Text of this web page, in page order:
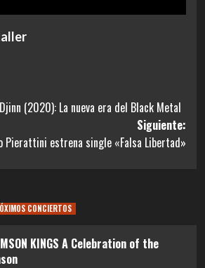
(2020): La nueva era del Black Metal
Siguiente:
Pierattini estrena single «Falsa Libertad»
CONCIERTOS
KINGS A Celebration of the